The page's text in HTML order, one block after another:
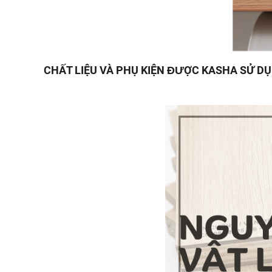
CHẤT LIỆU VÀ PHỤ KIỆN ĐƯỢC KASHA SỬ